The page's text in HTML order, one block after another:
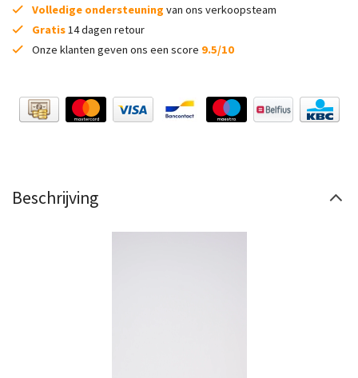
Volledige ondersteuning van ons verkoopsteam
Gratis14 dagen retour
Onze klanten geven ons een score 9.5/10
Beschrijving